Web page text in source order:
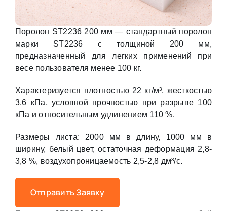
Поролон ST2236 200 мм — стандартный поролон
марки ST2236 с толщиной 200 мм,
предназначенный для легких применений при
весе пользователя менее 100 кг.
Характеризуется плотностью 22 кг/м³, жесткостью
3,6 кПа, условной прочностью при разрыве 100
кПа и относительным удлинением 110 %.
Размеры листа: 2000 мм в длину, 1000 мм в
ширину, белый цвет, остаточная деформация 2,8-
3,8 %, воздухопроницаемость 2,5-2,8 дм³/с.
Отправить Заявку